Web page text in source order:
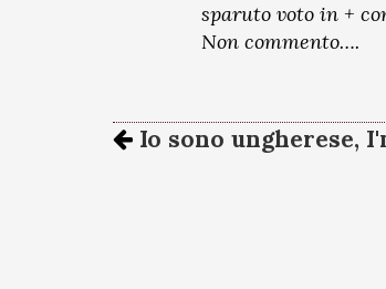
sparuto voto in +
Non commento….
Io sono ungherese,